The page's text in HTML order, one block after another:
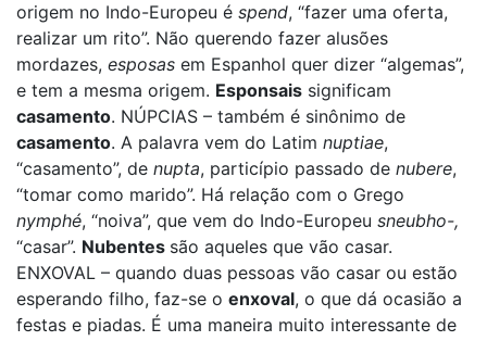
origem no Indo-Europeu é spend, “fazer uma oferta,
realizar um rito”. Não querendo fazer alusões
mordazes, esposas em Espanhol quer dizer “algemas”,
e tem a mesma origem. Esponsais significam
casamento. NÚPCIAS – também é sinônimo de
casamento. A palavra vem do Latim nuptiae,
“casamento”, de nupta, particípio passado de nubere,
“tomar como marido”. Há relação com o Grego
nymphé, “noiva”, que vem do Indo-Europeu sneubho-,
“casar”. Nubentes são aqueles que vão casar.
ENXOVAL – quando duas pessoas vão casar ou estão
esperando filho, faz-se o enxoval, o que dá ocasião a
festas e piadas. É uma maneira muito interessante de